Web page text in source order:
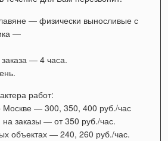
— физически выносливые с
—
— 4 часа.
работ:
Москве — 300, 350, 400 руб./час
на заказы — от 350 руб./час.
объектах — 240, 260 руб./час.